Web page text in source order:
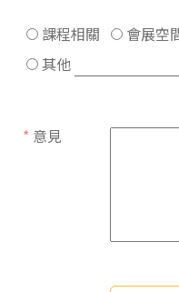
課程相關 會展空
其他
* 意見